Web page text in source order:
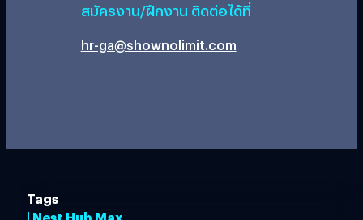
สมัครงาน/ฝึกงาน ติดต่อได้ที่
hr-ga@shownolimit.com
Tags